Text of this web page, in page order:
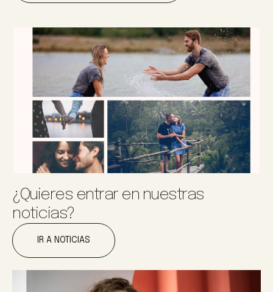
¿Quieres entrar en nuestras
noticias?
IR A NOTICIAS